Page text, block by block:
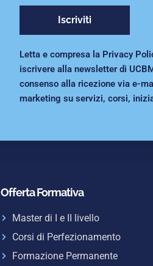
Iscriviti
Letta e compresa la Privacy
iscrivere alla newsletter di
consenso alla ricezione via e-
marketing su servizi, corsi,
Offerta Formativa
Master di I e II livello
Corsi di Perfezionamento
Formazione Permanente